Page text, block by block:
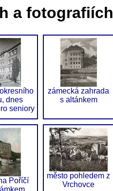
a fotografiích
dnes
seniory
zámecká zahrada
s altánkem
Poříčí
město pohledem z
Vrchovce